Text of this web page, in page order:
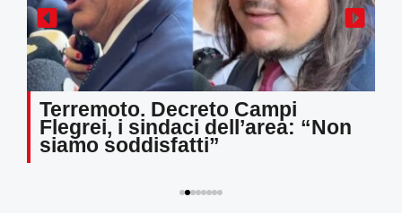
Terremoto. Decreto Campi
Flegrei, i sindaci dell’area: “Non
siamo soddisfatti”